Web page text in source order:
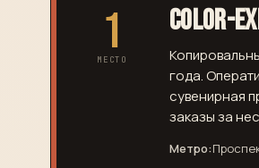
1
МЕСТО
Color-
года.
сувенирная
заказы за
Метро: